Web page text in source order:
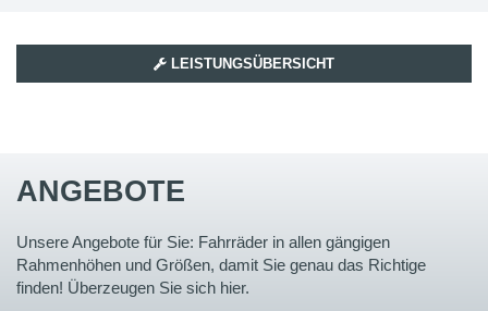
LEISTUNGSÜBERSICHT
ANGEBOTE
Unsere Angebote für Sie: Fahrräder in allen gängigen
Rahmenhöhen und Größen, damit Sie genau das Richtige
finden! Überzeugen Sie sich hier.